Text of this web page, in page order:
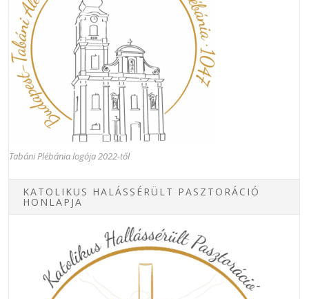
Tabáni Plébánia logója 2022-től
KATOLIKUS HALÁSSÉRÜLT PASZTORÁCIÓ
HONLAPJA